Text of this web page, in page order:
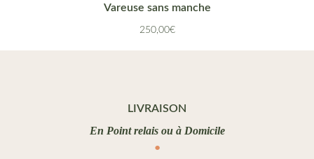
Vareuse sans manche
250,00€
LIVRAISON
En Point relais ou à Domicile